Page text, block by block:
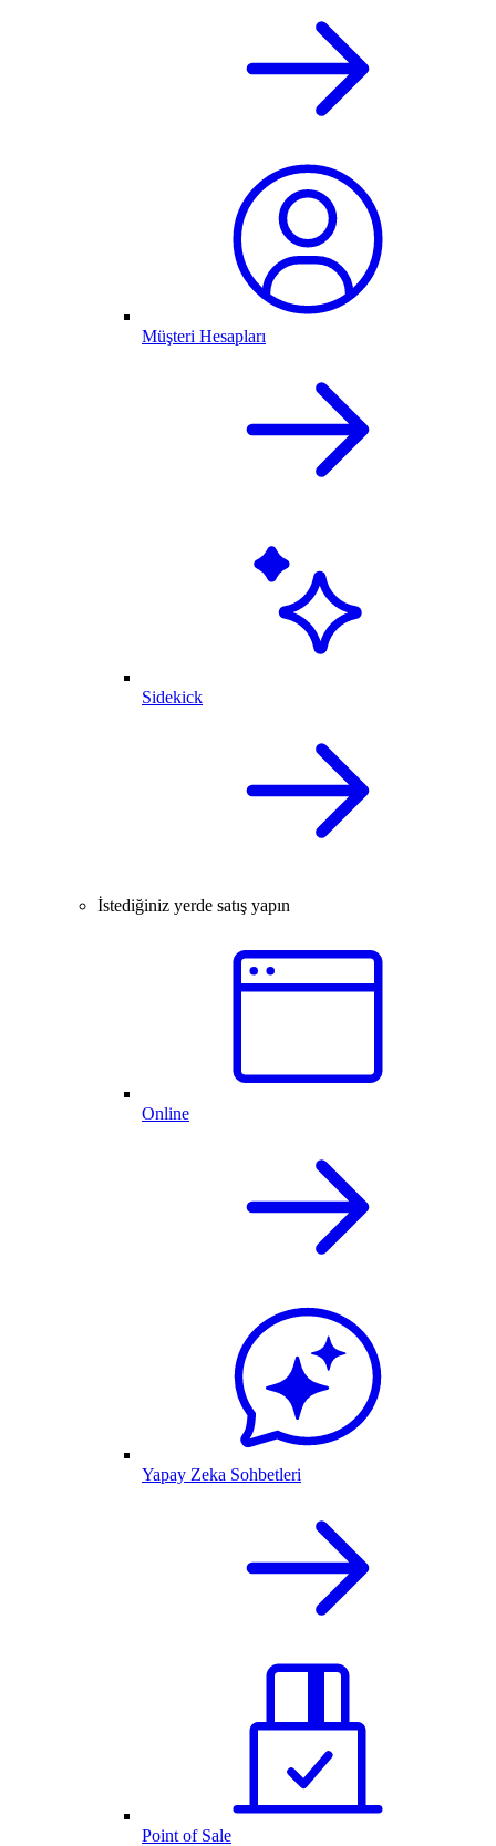
Müşteri Hesapları
Sidekick
İstediğiniz yerde satış yapın
Online
Yapay Zeka Sohbetleri
Point of Sale